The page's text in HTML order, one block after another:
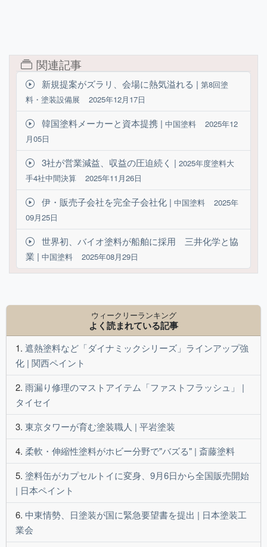
関連記事
新規提案がズラリ、会場に熱気溢れる | 第8回塗
料・塗装設備展
2025年12月17日
韓国塗料メーカーと資本提携 | 中国塗料
2025年12
月05日
3社が営業減益、収益の圧迫続く | 2025年度塗料大
手4社中間決算
2025年11月26日
伊・販売子会社を完全子会社化 | 中国塗料
2025年
09月25日
世界初、バイオ塗料が船舶に採用 三井化学と協
業 |中国塗料 2025年08月29日
ウィークリーランキング
よく読まれている記事
遮熱塗料など「ダイナミックシリーズ」ラインアップ強
化 | 関西ペイント
雨漏り修理のマストアイテム「ファストフラッシュ」 |
タイセイ
東京タワーが育む塗装職人 | 平岩塗装
柔軟・伸縮性塗料がホビー分野で"バズる" | 斎藤塗料
塗料缶がカプセルトイに変身、9月6日から全国販売開始
| 日本ペイント
中東情勢、日塗装が国に緊急要望書を提出 | 日本塗装工
業会